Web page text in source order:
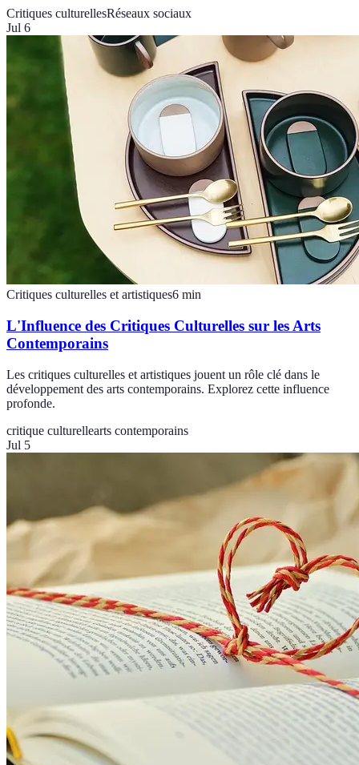
Critiques culturellesRéseaux sociaux
Jul 6
Critiques culturelles et artistiques6 min
L'Influence des Critiques Culturelles sur les Arts
Contemporains
Les critiques culturelles et artistiques jouent un rôle clé dans le
développement des arts contemporains. Explorez cette influence
profonde.
critique culturellearts contemporains
Jul 5